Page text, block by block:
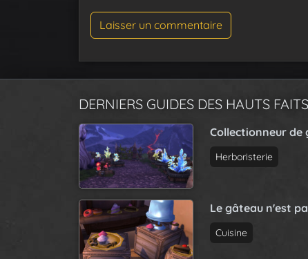
DERNIERS GUIDES DES HAUTS FAITS
Collectionneur de
Herboristerie
Le gâteau n'est
Cuisine